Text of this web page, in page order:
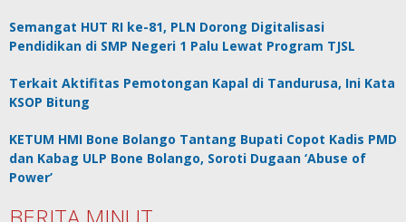
Semangat HUT RI ke-81, PLN Dorong Digitalisasi
Pendidikan di SMP Negeri 1 Palu Lewat Program TJSL
Terkait Aktifitas Pemotongan Kapal di Tandurusa, Ini Kata
KSOP Bitung
KETUM HMI Bone Bolango Tantang Bupati Copot Kadis PMD
dan Kabag ULP Bone Bolango, Soroti Dugaan ‘Abuse of
Power’